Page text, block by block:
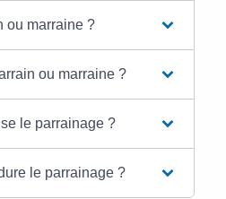
ou marraine ?
ou marraine ?
le parrainage ?
le parrainage ?